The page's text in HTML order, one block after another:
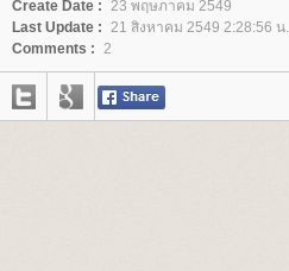
Create Date : 23 พฤษภาคม 2549
Last Update : 21 สิงหาคม 2549 2:28:56 น.
Comments : 2